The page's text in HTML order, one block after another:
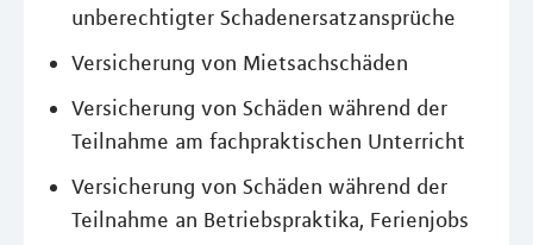
unberechtigter Schadenersatzansprüche
Versicherung von Mietsachschäden
Versicherung von Schäden während der
Teilnahme am fachpraktischen Unterricht
Versicherung von Schäden während der
Teilnahme an Betriebspraktika, Ferienjobs